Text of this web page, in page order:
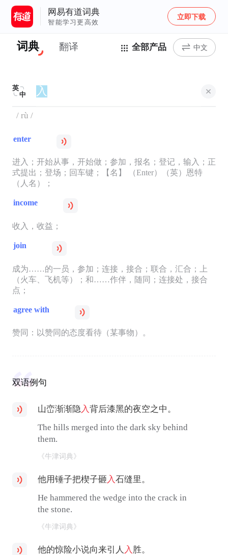
网易有道词典
智能学习更高效
立即下载
词典 翻译 全部产品 中文
英
中
/ rù /
enter
进入；开始从事，开始做；参加，报名；登记，输入；正
式提出；登场；回车键；【名】 （Enter）（英）恩特
（人名）；
income
收入，收益；
join
成为……的一员，参加；连接，接合；联合，汇合；上
（火车、飞机等）；和……作伴，随同；连接处，接合
点；
agree with
赞同：以赞同的态度看待（某事物）。
双语例句
山峦渐渐隐入背后漆黑的夜空之中。
The hills merged into the dark sky behind
them.
《牛津词典》
他用锤子把楔子砸入石缝里。
He hammered the wedge into the crack in
the stone.
《牛津词典》
他的惊险小说向来引人 入 胜。